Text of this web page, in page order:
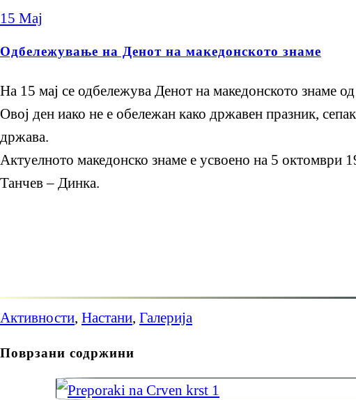
15 Мај
Одбележување на Денот на македонското знаме
На 15 мај се одбележува Денот на македонското знаме
Овој ден иако не е обележан како државен празник,
држава.
Актуелното македонско знаме е усвоено на 5 октомври
Танчев – Динка.
Активности, Настани, Галерија
Поврзани содржини